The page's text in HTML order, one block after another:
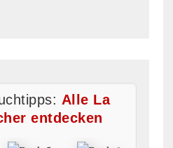
Alle La
entdecken